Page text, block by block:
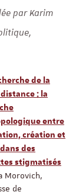
par Karim
de la
: la
entre
création et
des
stigmatisés
Morovich,
de